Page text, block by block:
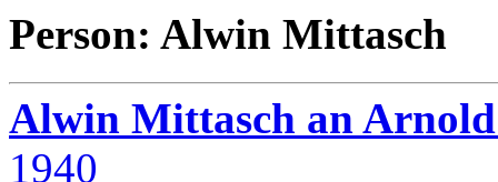
Person: Alwin Mittasch
Alwin Mittasch an
1940